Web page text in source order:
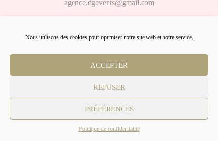
Nous utilisons des cookies pour optimiser notre site web et notre service.
ACCEPTER
REFUSER
PRÉFÉRENCES
Politique de confidentialité
agence.dgevents@gmail.com
Lien
Facebook
Lien
Linkedin
Lien
Instagram
© DG Events